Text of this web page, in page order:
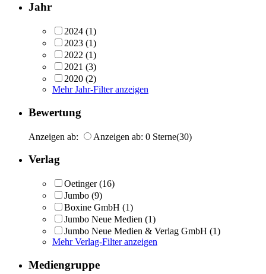
Jahr
2024 (1)
2023 (1)
2022 (1)
2021 (3)
2020 (2)
Mehr Jahr-Filter anzeigen
Bewertung
Anzeigen ab: Anzeigen ab: 0 Sterne(30)
Verlag
Oetinger (16)
Jumbo (9)
Boxine GmbH (1)
Jumbo Neue Medien (1)
Jumbo Neue Medien & Verlag GmbH (1)
Mehr Verlag-Filter anzeigen
Mediengruppe